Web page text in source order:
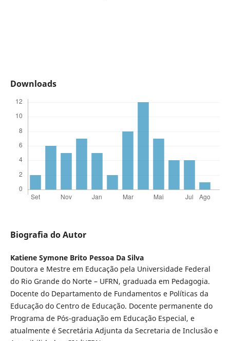
Downloads
Biografia do Autor
Katiene Symone Brito Pessoa Da Silva
Doutora e Mestre em Educação pela Universidade Federal
do Rio Grande do Norte – UFRN, graduada em Pedagogia.
Docente do Departamento de Fundamentos e Políticas da
Educação do Centro de Educação. Docente permanente do
Programa de Pós-graduação em Educação Especial, e
atualmente é Secretária Adjunta da Secretaria de Inclusão e